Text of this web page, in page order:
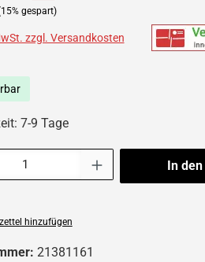
gespart)
zzgl. Versandkosten
7-9 Tage
In
hinzufügen
21381161